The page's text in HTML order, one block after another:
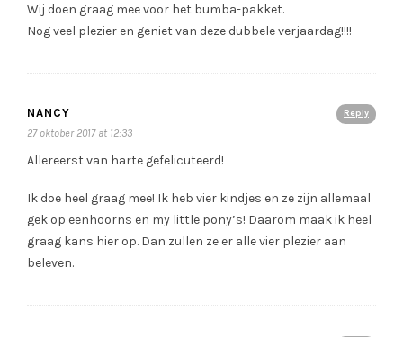
Wij doen graag mee voor het bumba-pakket.
Nog veel plezier en geniet van deze dubbele verjaardag!!!!
Reply
NANCY
27 oktober 2017 at 12:33
Allereerst van harte gefelicuteerd!
Ik doe heel graag mee! Ik heb vier kindjes en ze zijn allemaal
gek op eenhoorns en my little pony’s! Daarom maak ik heel
graag kans hier op. Dan zullen ze er alle vier plezier aan
beleven.